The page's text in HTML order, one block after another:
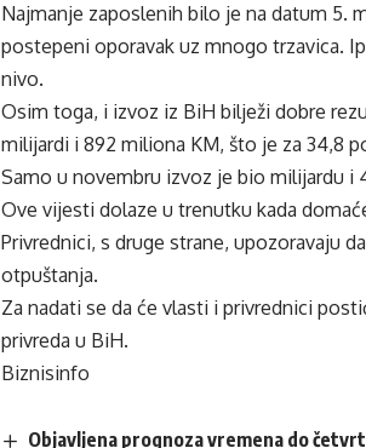
Najmanje zaposlenih bilo je na datum 5.
postepeni oporavak uz mnogo trzavica.
nivo.
Osim toga, i izvoz iz BiH bilježi dobre
milijardi i 892 miliona KM, što je za 34,8
Samo u novembru izvoz je bio milijardu i
Ove vijesti dolaze u trenutku kada
Privrednici, s druge strane, upozoravaju
otpuštanja.
Za nadati se da će vlasti i privrednici
privreda u BiH.
Biznisinfo
Objavljena prognoza vremena do